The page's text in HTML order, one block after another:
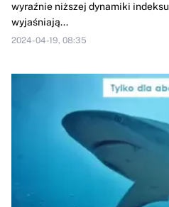
wyraźnie niższej dynamiki
wyjaśniają...
2024-04-19, 08:35